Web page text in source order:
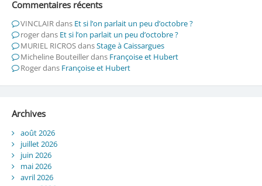
Commentaires récents
VINCLAIRdans Et si l’on parlait un peu d’octobre ?
rogerdans Et si l’on parlait un peu d’octobre ?
MURIEL RICROSdansStage à Caissargues
Micheline Bouteillerdans Françoise et Hubert
Rogerdans Françoise et Hubert
Archives
août 2026
juillet 2026
juin 2026
mai 2026
avril 2026